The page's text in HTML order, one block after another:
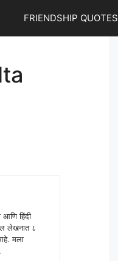
FRIENDSHIP QUOTES
हिंदी
लेखनात ८
मला